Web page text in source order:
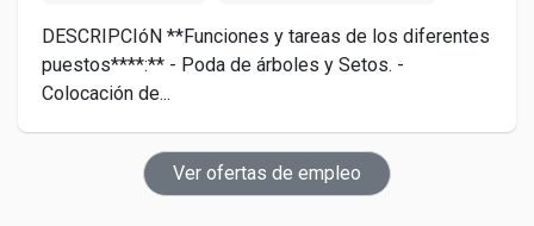
DESCRIPCIóN **Funciones y tareas de los diferentes
puestos****:** - Poda de árboles y Setos. -
Colocación de...
Ver ofertas de empleo